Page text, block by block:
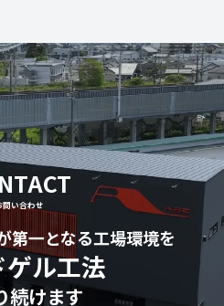
問い合わせ
第一となる工場環境を
ル工法
続けます